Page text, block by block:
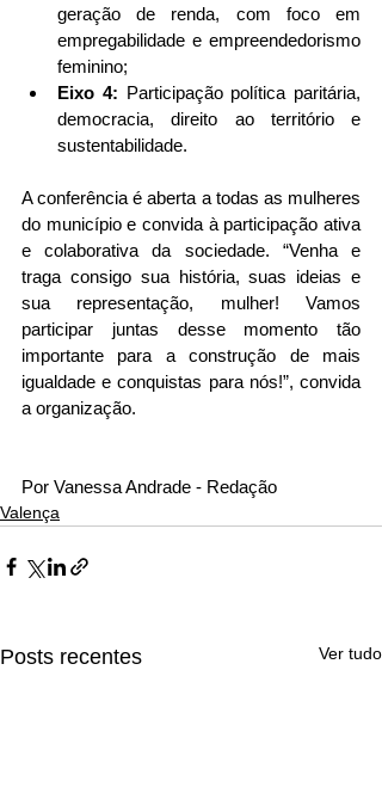
geração de renda, com foco em
empregabilidade e empreendedorismo
feminino;
Eixo 4: Participação política paritária,
democracia, direito ao território e
sustentabilidade.
A conferência é aberta a todas as mulheres
do município e convida à participação ativa
e colaborativa da sociedade. “Venha e
traga consigo sua história, suas ideias e
sua representação, mulher! Vamos
participar juntas desse momento tão
importante para a construção de mais
igualdade e conquistas para nós!”, convida
a organização.
Por Vanessa Andrade - Redação
Valença
Posts recentes Ver tudo